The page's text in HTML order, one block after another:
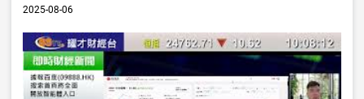
2025-08-06